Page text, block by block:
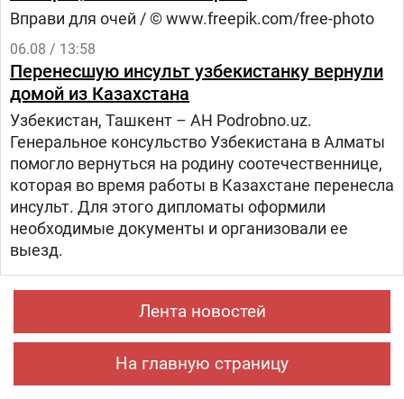
Вправи для очей / © www.freepik.com/free-photo
06.08 / 13:58
Перенесшую инсульт узбекистанку вернули
домой из Казахстана
Узбекистан, Ташкент – АН Podrobno.uz.
Генеральное консульство Узбекистана в Алматы
помогло вернуться на родину соотечественнице,
которая во время работы в Казахстане перенесла
инсульт. Для этого дипломаты оформили
необходимые документы и организовали ее
выезд.
Лента новостей
На главную страницу